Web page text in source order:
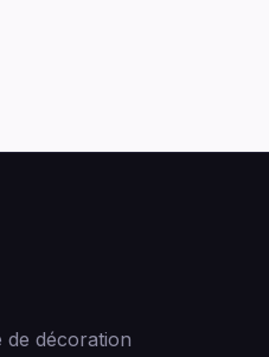
de décoration